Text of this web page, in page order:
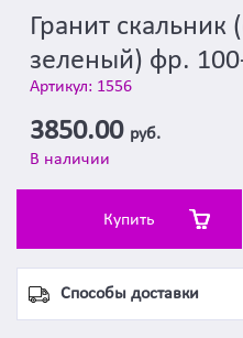
Гранит скальник
зеленый) фр.
Артикул: 1556
3850.00 руб.
В наличии
Купить
Способы доставки